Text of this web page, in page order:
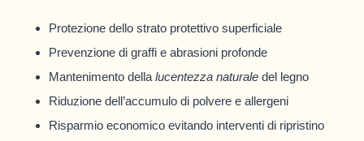
Protezione dello strato protettivo superficiale
Prevenzione di graffi e abrasioni profonde
Mantenimento della lucentezza naturale del legno
Riduzione dell’accumulo di polvere e allergeni
Risparmio economico evitando interventi di ripristino